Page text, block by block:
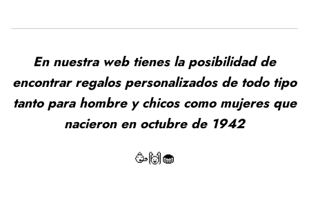
En nuestra web tienes la posibilidad de
encontrar regalos personalizados de todo tipo
tanto para hombre y chicos como mujeres que
nacieron en octubre de 1942
🥳🙌🧁